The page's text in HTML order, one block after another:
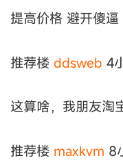
提高价格 避开傻逼
推荐楼 ddsweb 4
这算啥，我朋友淘
推荐楼 maxkvm 8